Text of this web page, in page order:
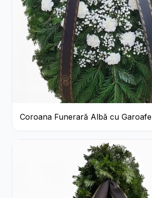
Coroana Funerară Albă cu Garoafe